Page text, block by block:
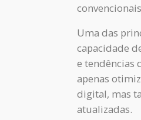
Uma das
capacidade
e tendências
apenas
digital, mas
atualizadas.